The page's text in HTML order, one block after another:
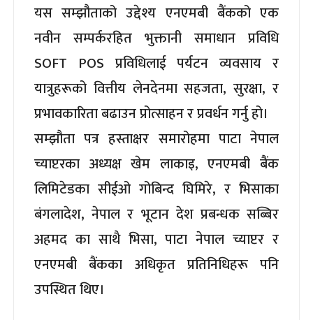
यस सम्झौताको उद्देश्य एनएमबी बैंकको एक
नवीन सम्पर्करहित भुक्तानी समाधान प्रविधि
SOFT POS प्रविधिलाई पर्यटन व्यवसाय र
यात्रुहरूको वित्तीय लेनदेनमा सहजता, सुरक्षा, र
प्रभावकारिता बढाउन प्रोत्साहन र प्रवर्धन गर्नु हो।
सम्झौता पत्र हस्ताक्षर समारोहमा पाटा नेपाल
च्याप्टरका अध्यक्ष खेम लाकाइ, एनएमबी बैंक
लिमिटेडका सीईओ गोबिन्द घिमिरे, र भिसाका
बंगलादेश, नेपाल र भूटान देश प्रबन्धक सब्बिर
अहमद का साथै भिसा, पाटा नेपाल च्याप्टर र
एनएमबी बैंकका अधिकृत प्रतिनिधिहरू पनि
उपस्थित थिए।